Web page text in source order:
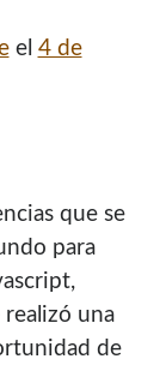
el 4 de
que se
para
realizó una
de